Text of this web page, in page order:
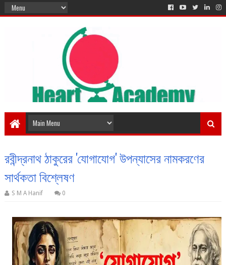
রবীন্দ্রনাথ ঠাকুরের 'যোগাযোগ' উপন্যাসের নামকরণের
সার্থকতা বিশ্লেষণ
S M A Hanif 0